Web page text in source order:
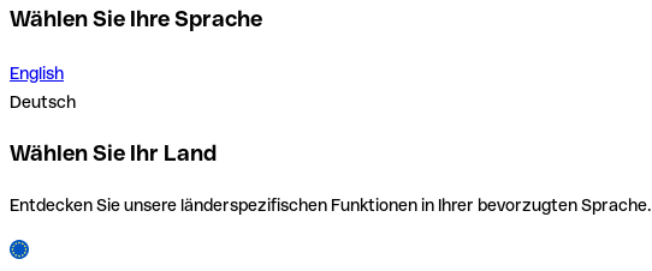
Wählen Sie Ihre Sprache
English
Deutsch
Wählen Sie Ihr Land
Entdecken Sie unsere länderspezifischen Funktionen in Ihrer bevorzugten Sprache.